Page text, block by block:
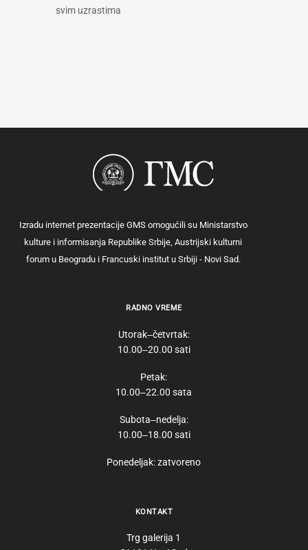
svim uzrastima
Izradu internet prezentacije GMS omogućili su Ministarstvo
kulture i informisanja Republike Srbije, Austrijski kulturni
forum u Beogradu i Francuski institut u Srbiji - Novi Sad.
RADNO VREME
Utorak‒četvrtak:
10.00‒20.00 sati
Petak:
10.00‒22.00 sata
Subota‒nedelja:
10.00‒18.00 sati
Ponedeljak: zatvoreno
KONTAKT
Trg galerija 1